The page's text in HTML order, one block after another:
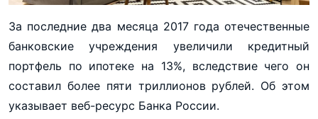
За последние два месяца 2017 года отечественные
банковские учреждения увеличили кредитный
портфель по ипотеке на 13%, вследствие чего он
составил более пяти триллионов рублей. Об этом
указывает веб-ресурс Банка России.